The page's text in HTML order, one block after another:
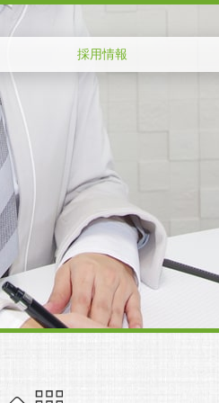
採用情報